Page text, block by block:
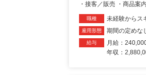
・接客／販売 ・商品案
職種 未経験からス
雇用形態 期間の定めな
給与
月給：
年収：